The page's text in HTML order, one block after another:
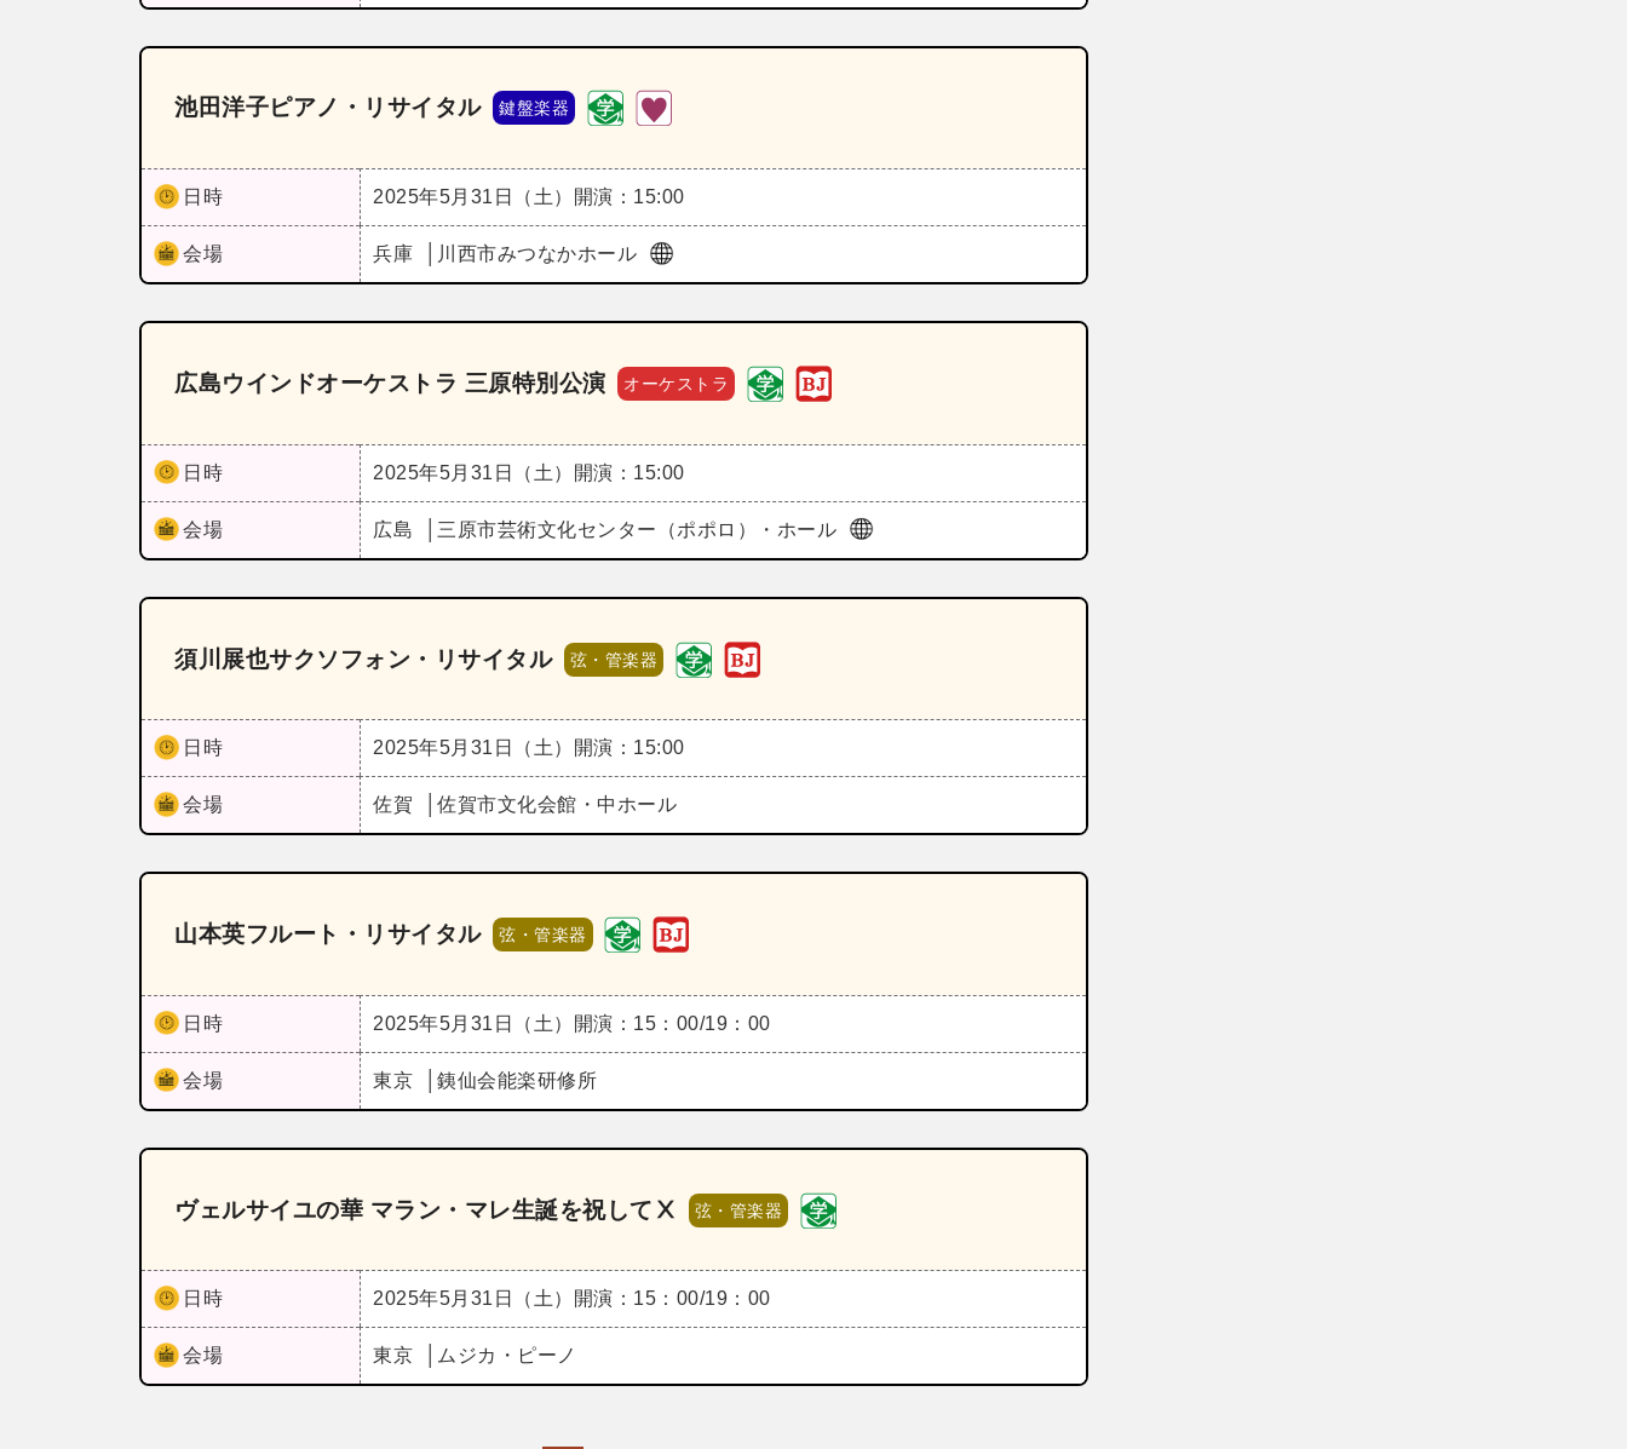
池田洋子ピアノ・リサイタル 鍵盤楽器
日時 2025年5月31日（土） 開演：15:00
会場 兵庫 川西市みつなかホール
広島ウインドオーケストラ 三原特別公演 オーケストラ
日時 2025年5月31日（土） 開演：15:00
会場 広島 三原市芸術文化センター（ポポロ）・ホール
須川展也サクソフォン・リサイタル 弦・管楽器
日時 2025年5月31日（土） 開演：15:00
会場 佐賀 佐賀市文化会館・中ホール
山本英フルート・リサイタル 弦・管楽器
日時 2025年5月31日（土） 開演：15：00/19：00
会場 東京 銕仙会能楽研修所
ヴェルサイユの華 マラン・マレ生誕を祝してⅩ 弦・管楽器
日時 2025年5月31日（土） 開演：15：00/19：00
会場 東京 ムジカ・ピーノ